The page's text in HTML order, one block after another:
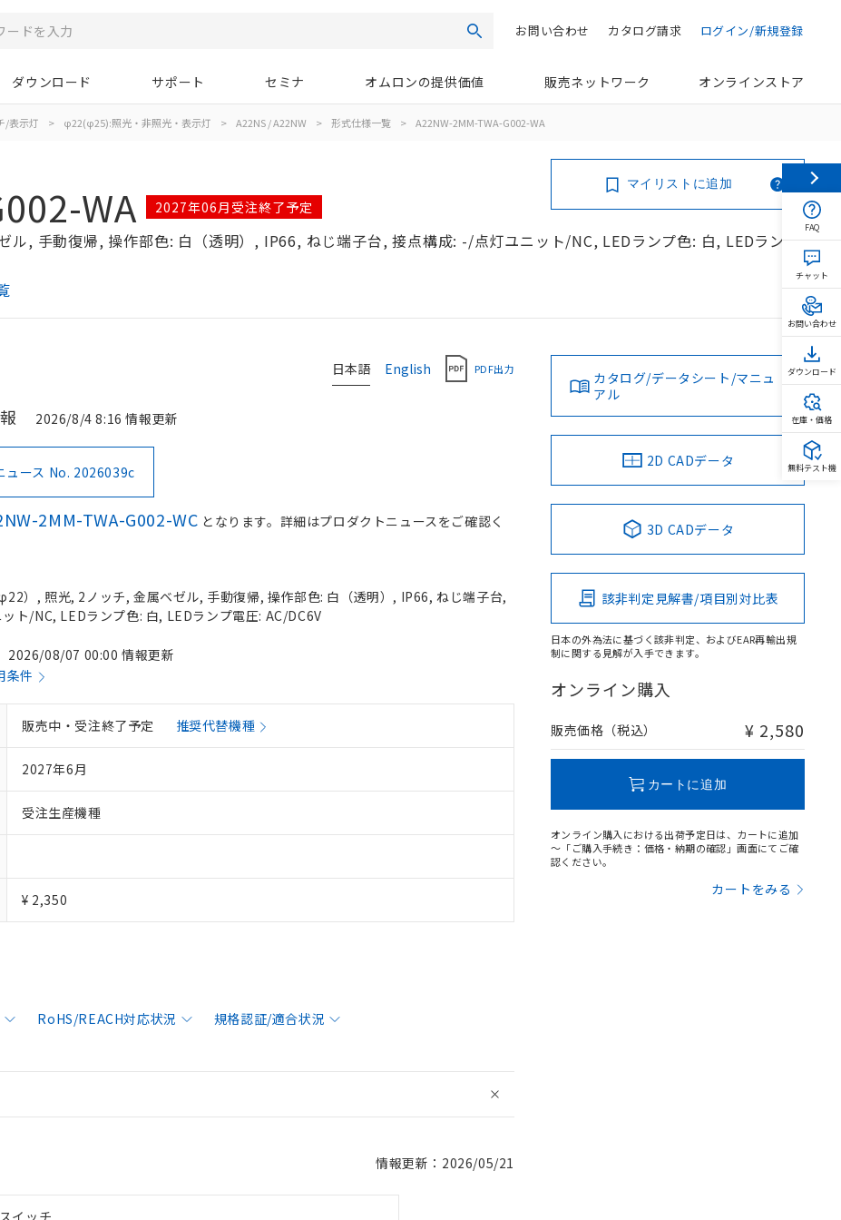
検索 ログイン/新規登録
カタログ請求
お問い合わせ
ダウンロード サポート セミナ オムロンの提供価値 販売ネットワーク オンラインストア
/表示灯 > φ22(φ25):照光・非照光・表示灯 > A22NS / A22NW > 形式仕様一覧 > A22NW-2MM-TWA-G002-WA
WA 2027年06月受注終了予定
ル, 手動復帰, 操作部色: 白（透明）, IP66, ねじ端子台, 接点構成: -/点灯ユニット/NC, LEDランプ色: 白, LEDランプ
マイリストに追加
日本語 English PDF出力
2026/8/4 8:16 情報更新
ュース No. 2026039c
2MM-TWA-G002-WC となります。詳細はプロダクトニュースをご確認く
）, 照光, 2ノッチ, 金属ベゼル, 手動復帰, 操作部色: 白（透明）, IP66, ねじ端子台,
ト/NC, LEDランプ色: 白, LEDランプ電圧: AC/DC6V
2026/08/07 00:00 情報更新
条件
販売中・受注終了予定 推奨代替機種
2027年6月
受注生産機種
¥ 2,350
RoHS/REACH対応状況 規格認証/適合状況
情報更新：2026/05/21
イッチ
カタログ/データシート/マニュ
アル
2D CADデータ
3D CADデータ
該非判定見解書/項目別対比表
日本の外為法に基づく該非判定、およびEAR再輸出規
制に関する見解が入手できます。
オンライン購入
販売価格（税込） ¥ 2,580
カートに追加
オンライン購入における出荷予定日は、カートに追加
～「ご購入手続き：価格・納期の確認」画面にてご確
認ください。
カートをみる
FAQ
チャット
お問い合わせ
ダウンロード
在庫・価格
無料テスト機